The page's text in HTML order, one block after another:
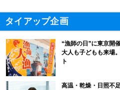
タイアップ企画
“漁師の日”に東京開
大人も子どもも来場
ト
高温・乾燥・日照不